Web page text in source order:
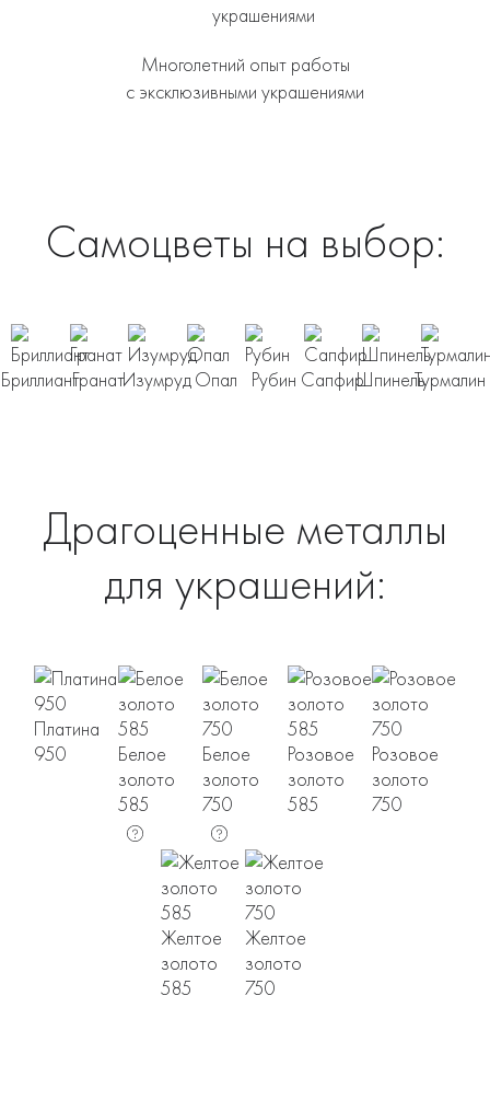
Многолетний опыт работы
с эксклюзивными украшениями
Самоцветы на выбор:
БриллиантГранатИзумрудОпал Рубин СапфирШпинельТурмалин
Драгоценные металлы
для украшений:
Платина
950
Белое
золото
585
Белое
золото
750
Розовое
золото
585
Розовое
золото
750
Желтое
золото
585
Желтое
золото
750